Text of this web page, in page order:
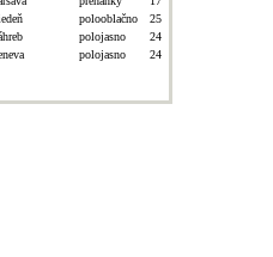
polooblačno
25
polojasno
24
polojasno 24